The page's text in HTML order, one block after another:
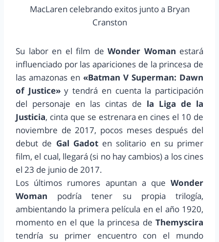
MacLaren celebrando exitos junto a Bryan
Cranston
Su labor en el film de Wonder Woman estará
influenciado por las apariciones de la princesa de
las amazonas en «Batman V Superman: Dawn
of Justice»y tendrá en cuenta la participación
del personaje en las cintas de la Liga de la
Justicia, cinta que se estrenara en cines el 10 de
noviembre de 2017, pocos meses después del
debut de Gal Gadoten solitario en su primer
film, el cual, llegará (si no hay cambios) a los cines
el 23 de junio de 2017.
Los últimos rumores apuntan a que Wonder
Woman podría tener su propia trilogía,
ambientando la primera película en el año 1920,
momento en el que la princesa de Themyscira
tendría su primer encuentro con el mundo